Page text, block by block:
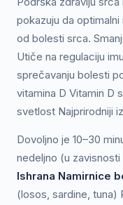
pokazuju da
od bolesti srca.
Utiče na regulaciju
sprečavanju bolesti
vitamina D Vitamin D
svetlost Najprirodniji
Dovoljno je 10–30
nedeljno (u
Ishrana Namirnice
(losos, sardine, tuna)